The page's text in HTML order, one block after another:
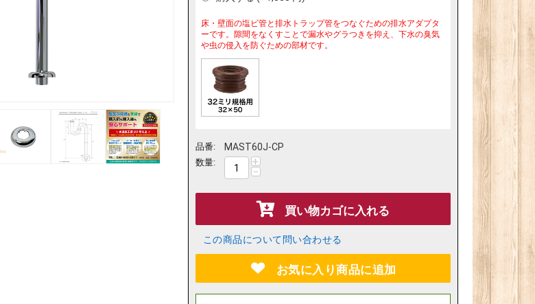
床・壁面の塩ビ管と排水トラップ管をつなぐための排水アダプタ
ーです。隙間をなくすことで漏水やグラつきを抑え、下水の臭気
や虫の侵入を防ぐための部材です。
品番: MAST60J-CP
数量: +
−
買い物カゴに入れる
この商品について問い合わせる
お気に入り商品に追加